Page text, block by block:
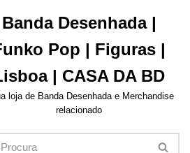
Banda Desenhada |
Pop | Figuras |
| CASA DA BD
loja de Banda Desenhada e Merchandise
relacionado